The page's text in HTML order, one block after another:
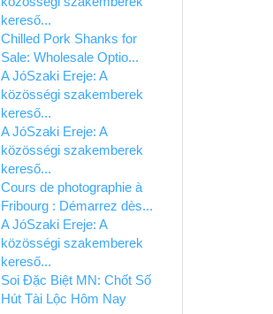
kereső...
Chilled Pork Shanks for
Sale: Wholesale Optio...
A JóSzaki Ereje: A
közösségi szakemberek
kereső...
A JóSzaki Ereje: A
közösségi szakemberek
kereső...
Cours de photographie à
Fribourg : Démarrez dès...
A JóSzaki Ereje: A
közösségi szakemberek
kereső...
Soi Đặc Biệt MN: Chốt Số
Hút Tài Lộc Hôm Nay